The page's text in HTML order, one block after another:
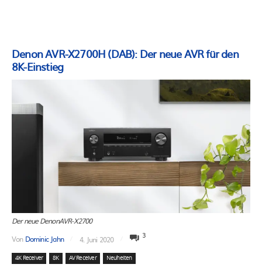
Denon AVR-X2700H (DAB): Der neue AVR für den
8K-Einstieg
Der neue DenonAVR-X2700
Von Dominic Jahn 4. Juni 2020 3
4K Receiver 8K AV Receiver Neuheiten